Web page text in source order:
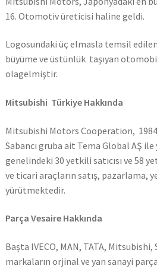
16. Otomotiv üreticisi haline geldi.
Logosundaki üç elmasla temsil
büyüme ve üstünlük taşıyan
olagelmiştir.
Mitsubishi Türkiye Hakkında
Mitsubishi Motors Cooperation, 1984
Sabancı gruba ait Tema Global AŞ
genelindeki 30 yetkili satıcısı ve 58
ve ticari araçların satış, pazarlama,
yürütmektedir.
Parça Vesaire Hakkında
Başta IVECO, MAN, TATA,
markaların orjinal ve yan sanayi